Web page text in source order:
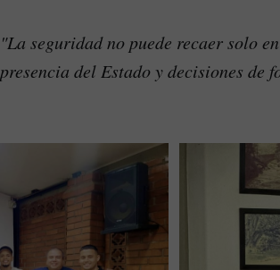
"La seguridad no puede recaer solo
presencia del Estado y decisiones de